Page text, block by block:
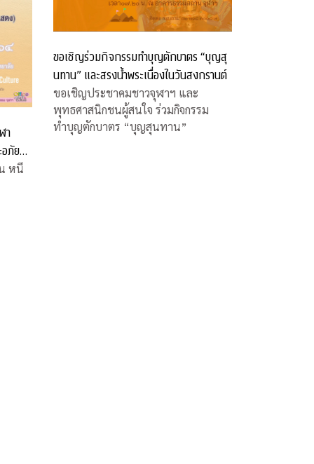
า
อภัย
หนี
ขอเชิญร่วมกิจกรรมทำบุญตักบาตร “บุญสุ
นทาน” และสรงน้ำพระเนื่องในวันสงกรานต์
ขอเชิญประชาคมชาวจุฬาฯ และ
พุทธศาสนิกชนผู้สนใจ ร่วมกิจกรรม
ทำบุญตักบาตร “บุญสุนทาน”